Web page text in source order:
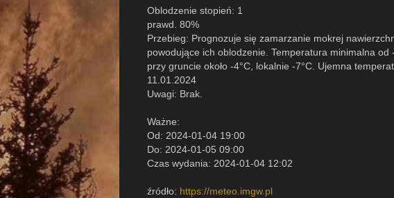
Oblodzenie stopień: 1
prawd. 80%
Przebieg: Prognozuje się zamarzanie mokrej
powodujące ich oblodzenie. Temperatura minimalna
przy gruncie około -4°C, lokalnie -7°C. Ujemna
11.01.2024
Uwagi: Brak.
Ważne:
Od: 2024-01-04 19:00
Do: 2024-01-05 09:00
Czas wydania: 2024-01-04 12:02
źródło: https://meteo.imgw.pl